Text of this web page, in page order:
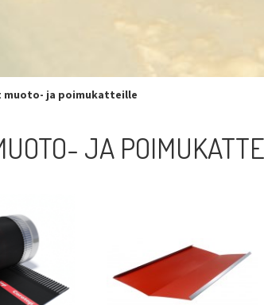
muoto- ja poimukatteille
JA